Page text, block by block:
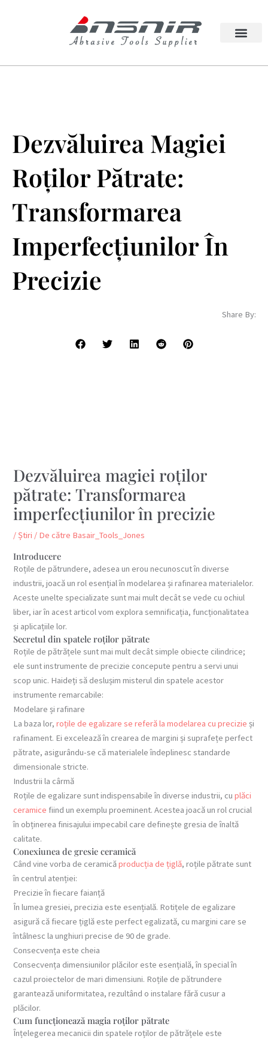
Dezvăluirea Magiei
Roților Pătrate:
Transformarea
Imperfecțiunilor În
Precizie
Share By:
Dezvăluirea magiei roților
pătrate: Transformarea
imperfecțiunilor în precizie
/ Știri / De către Basair_Tools_Jones
Introducere
Roțile de pătrundere, adesea un erou necunoscut în diverse
industrii, joacă un rol esențial în modelarea și rafinarea materialelor.
Aceste unelte specializate sunt mai mult decât se vede cu ochiul
liber, iar în acest articol vom explora semnificația, funcționalitatea
și aplicațiile lor.
Secretul din spatele roților pătrate
Roțile de pătrățele sunt mai mult decât simple obiecte cilindrice;
ele sunt instrumente de precizie concepute pentru a servi unui
scop unic. Haideți să deslușim misterul din spatele acestor
instrumente remarcabile:
Modelare și rafinare
La baza lor,roțile de egalizare se referă la modelarea cu precizie și
rafinament. Ei excelează în crearea de margini și suprafețe perfect
pătrate, asigurându-se că materialele îndeplinesc standarde
dimensionale stricte.
Industrii la cârmă
Roțile de egalizare sunt indispensabile în diverse industrii, cuplăci
ceramice fiind un exemplu proeminent. Acestea joacă un rol crucial
în obținerea finisajului impecabil care definește gresia de înaltă
calitate.
Conexiunea de gresie ceramică
Când vine vorba de ceramicăproducția de țiglă, roțile pătrate sunt
în centrul atenției:
Precizie în fiecare faianță
În lumea gresiei, precizia este esențială. Rotițele de egalizare
asigură că fiecare țiglă este perfect egalizată, cu margini care se
întâlnesc la unghiuri precise de 90 de grade.
Consecvența este cheia
Consecvența dimensiunilor plăcilor este esențială, în special în
cazul proiectelor de mari dimensiuni. Roțile de pătrundere
garantează uniformitatea, rezultând o instalare fără cusur a
plăcilor.
Cum funcționează magia roților pătrate
Înțelegerea mecanicii din spatele roților de pătrățele este